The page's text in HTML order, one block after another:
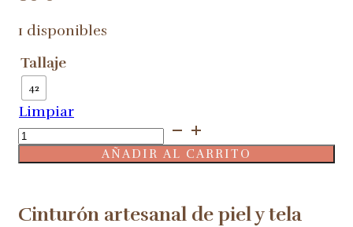
1 disponibles
Tallaje
42
Limpiar
Cinturón
mexicano
talla
cantidad
AÑADIR AL CARRITO
Cinturón artesanal de piel y tela